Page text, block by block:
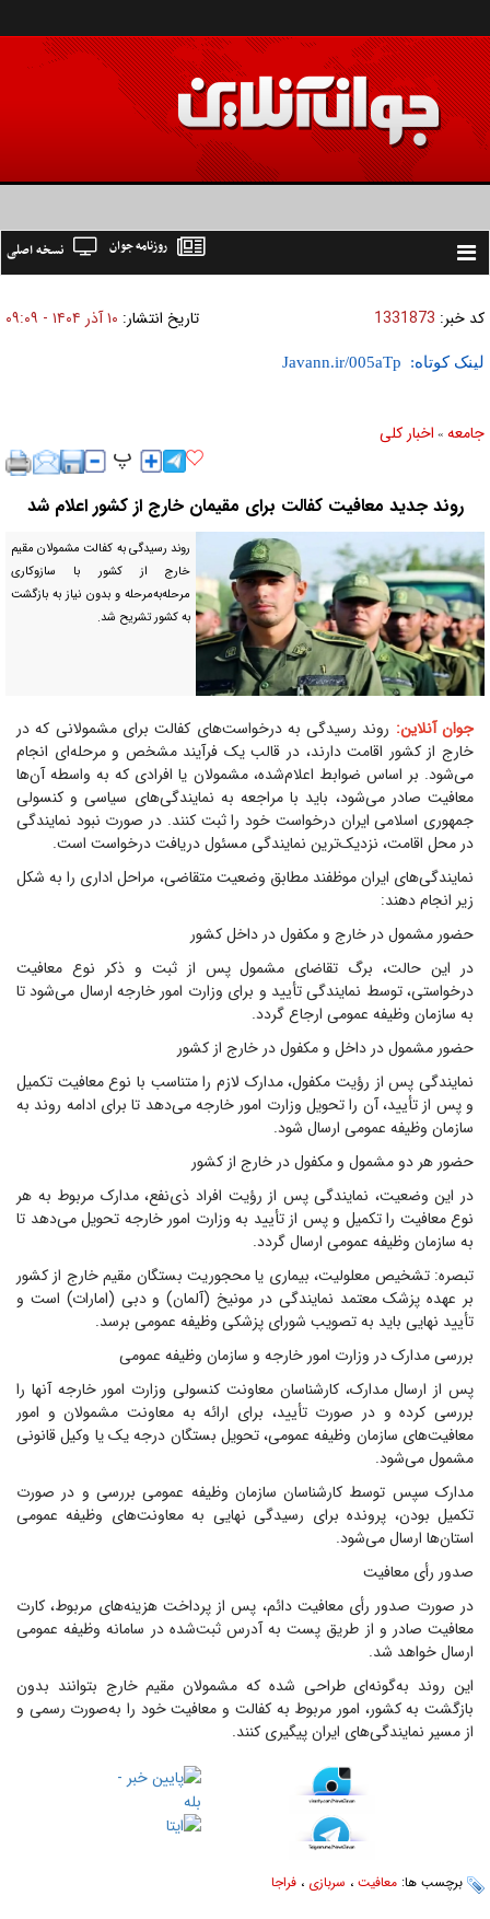
Toggle
نسخه اصلی روزنامه جوان
کد خبر: 1331873 تاریخ انتشار: ۱۰ آذر ۱۴۰۴ - ۰۹:۰۹
لینک کوتاه:
جامعه » اخبار كلی
روند جدید معافیت کفالت برای مقیمان خارج از کشور اعلام شد
روند رسیدگی به کفالت مشمولان مقیم
خارج از کشور با سازوکاری
مرحله‌به‌مرحله و بدون نیاز به بازگشت
به کشور تشریح شد.
جوان آنلاین: روند رسیدگی به درخواست‌های کفالت برای مشمولانی که در
خارج از کشور اقامت دارند، در قالب یک فرآیند مشخص و مرحله‌ای انجام
می‌شود. بر اساس ضوابط اعلام‌شده، مشمولان یا افرادی که به واسطه آن‌ها
معافیت صادر می‌شود، باید با مراجعه به نمایندگی‌های سیاسی و کنسولی
جمهوری اسلامی ایران درخواست خود را ثبت کنند. در صورت نبود نمایندگی
در محل اقامت، نزدیک‌ترین نمایندگی مسئول دریافت درخواست است.
نمایندگی‌های ایران موظفند مطابق وضعیت متقاضی، مراحل اداری را به شکل
زیر انجام دهند:
حضور مشمول در خارج و مکفول در داخل کشور
در این حالت، برگ تقاضای مشمول پس از ثبت و ذکر نوع معافیت
درخواستی، توسط نمایندگی تأیید و برای وزارت امور خارجه ارسال می‌شود تا
به سازمان وظیفه عمومی ارجاع گردد.
حضور مشمول در داخل و مکفول در خارج از کشور
نمایندگی پس از رؤیت مکفول، مدارک لازم را متناسب با نوع معافیت تکمیل
و پس از تأیید، آن را تحویل وزارت امور خارجه می‌دهد تا برای ادامه روند به
سازمان وظیفه عمومی ارسال شود.
حضور هر دو مشمول و مکفول در خارج از کشور
در این وضعیت، نمایندگی پس از رؤیت افراد ذی‌نفع، مدارک مربوط به هر
نوع معافیت را تکمیل و پس از تأیید به وزارت امور خارجه تحویل می‌دهد تا
به سازمان وظیفه عمومی ارسال گردد.
تبصره: تشخیص معلولیت، بیماری یا محجوریت بستگان مقیم خارج از کشور
بر عهده پزشک معتمد نمایندگی در مونیخ (آلمان) و دبی (امارات) است و
تأیید نهایی باید به تصویب شورای پزشکی وظیفه عمومی برسد.
بررسی مدارک در وزارت امور خارجه و سازمان وظیفه عمومی
پس از ارسال مدارک، کارشناسان معاونت کنسولی وزارت امور خارجه آنها را
بررسی کرده و در صورت تأیید، برای ارائه به معاونت مشمولان و امور
معافیت‌های سازمان وظیفه عمومی، تحویل بستگان درجه یک یا وکیل قانونی
مشمول می‌شود.
مدارک سپس توسط کارشناسان سازمان وظیفه عمومی بررسی و در صورت
تکمیل بودن، پرونده برای رسیدگی نهایی به معاونت‌های وظیفه عمومی
استان‌ها ارسال می‌شود.
صدور رأی معافیت
در صورت صدور رأی معافیت دائم، پس از پرداخت هزینه‌های مربوط، کارت
معافیت صادر و از طریق پست به آدرس ثبت‌شده در سامانه وظیفه عمومی
ارسال خواهد شد.
این روند به‌گونه‌ای طراحی شده که مشمولان مقیم خارج بتوانند بدون
بازگشت به کشور، امور مربوط به کفالت و معافیت خود را به‌صورت رسمی و
از مسیر نمایندگی‌های ایران پیگیری کنند.
برچسب ها: معافیت ، سربازی ، فراجا